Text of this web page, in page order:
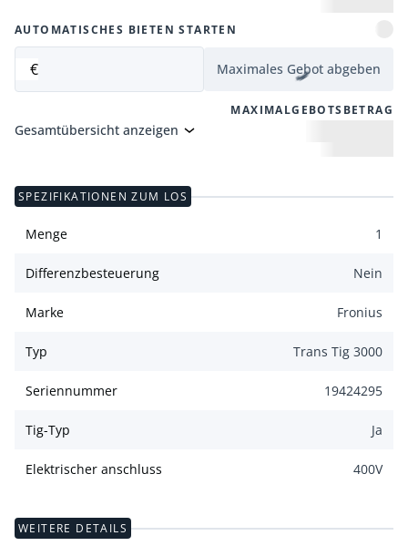
AUTOMATISCHES BIETEN STARTEN
€ Maximales Gebot abgeben
MAXIMALGEBOTSBETRAG
Gesamtübersicht anzeigen
SPEZIFIKATIONEN ZUM LOS
Menge 1
Differenzbesteuerung Nein
Marke Fronius
Typ Trans Tig 3000
Seriennummer 19424295
Tig-Typ Ja
Elektrischer anschluss 400V
WEITERE DETAILS